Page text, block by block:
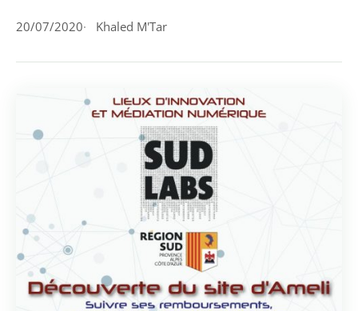
20/07/2020 Khaled M'Tar